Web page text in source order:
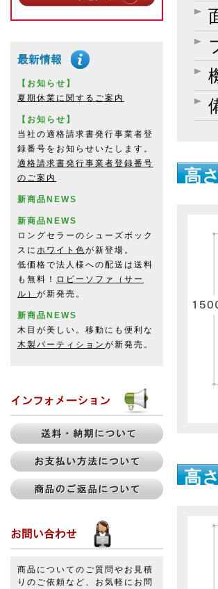
高
高
【お知らせ】
夏期休業に関するご案内
【お知らせ】
当社の適格請求書発行事業者登
録番号をお知らせいたします。
適格請求書発行事業者登録番号
のご案内
新商品NEWS
新商品NEWS
ロングセラーのシューズボック
スに ホワイト色が新登場。
低価格で法人様への配送は送料
も無料！
ロビーソファ（サー
ル） が新発売。
新商品NEWS
木目が美しい。移動にも便利な
木製パーティション が新発売。
商品についてのご質問やお見積
りのご依頼など、お気軽にお問